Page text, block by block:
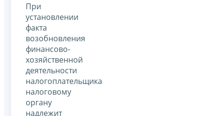
При
установлении
факта
возобновления
финансово-
хозяйственной
деятельности
налогоплательщика
налоговому
органу
надлежит